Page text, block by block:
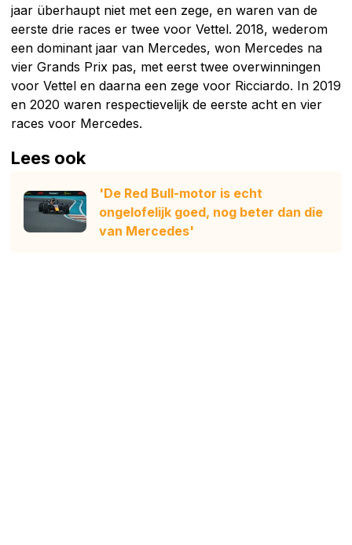
jaar überhaupt niet met een zege, en waren van de
eerste drie races er twee voor Vettel. 2018, wederom
een dominant jaar van Mercedes, won Mercedes na
vier Grands Prix pas, met eerst twee overwinningen
voor Vettel en daarna een zege voor Ricciardo. In 2019
en 2020 waren respectievelijk de eerste acht en vier
races voor Mercedes.
Lees ook
'De Red Bull-motor is echt
ongelofelijk goed, nog beter dan die
van Mercedes'